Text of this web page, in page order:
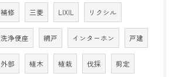
補修 三菱 LIXIL リクシル
洗浄便座 網戸 インターホン 戸建
外部 植木 植栽 伐採 剪定